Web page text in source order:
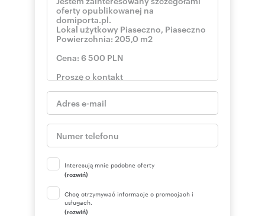
Interesują mnie podobne oferty
(rozwiń)
Chcę otrzymywać informacje o promocjach i
usługach.
(rozwiń)